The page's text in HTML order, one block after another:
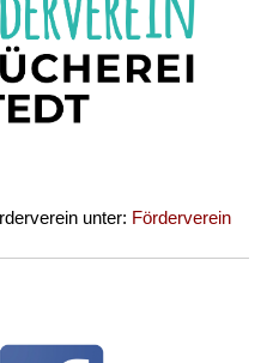
unter: Förderverein